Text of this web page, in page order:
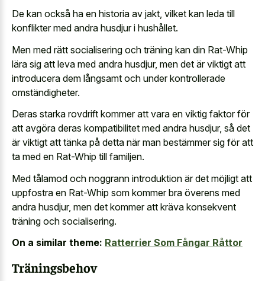
De kan också ha en historia av jakt, vilket kan leda till
konflikter med andra husdjur i hushållet.
Men med rätt socialisering och träning kan din Rat-Whip
lära sig att leva med andra husdjur, men det är viktigt att
introducera dem långsamt och under kontrollerade
omständigheter.
Deras starka rovdrift kommer att vara en viktig faktor för
att avgöra deras kompatibilitet med andra husdjur, så det
är viktigt att tänka på detta när man bestämmer sig för att
ta med en Rat-Whip till familjen.
Med tålamod och noggrann introduktion är det möjligt att
uppfostra en Rat-Whip som kommer bra överens med
andra husdjur, men det kommer att kräva konsekvent
träning och socialisering.
On a similar theme: Ratterrier Som Fångar Råttor
Träningsbehov